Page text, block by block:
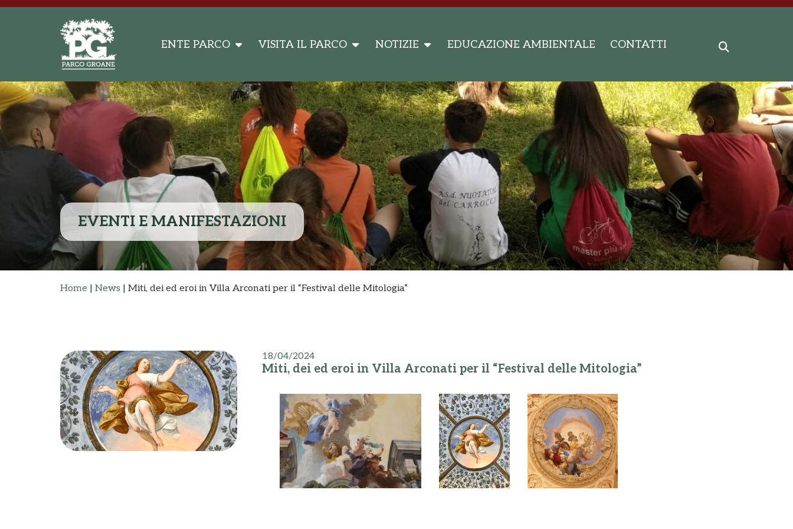
ENTE PARCO VISITA IL PARCO NOTIZIE EDUCAZIONE AMBIENTALE CONTATTI
EVENTI E MANIFESTAZIONI
Home | News | Miti, dei ed eroi in Villa Arconati per il “Festival delle Mitologia”
18/04/2024
Miti, dei ed eroi in Villa Arconati per il “Festival delle Mitologia”